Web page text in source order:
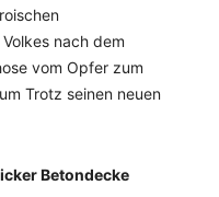
nach dem
vom Opfer zum
Trotz seinen neuen
Betondecke